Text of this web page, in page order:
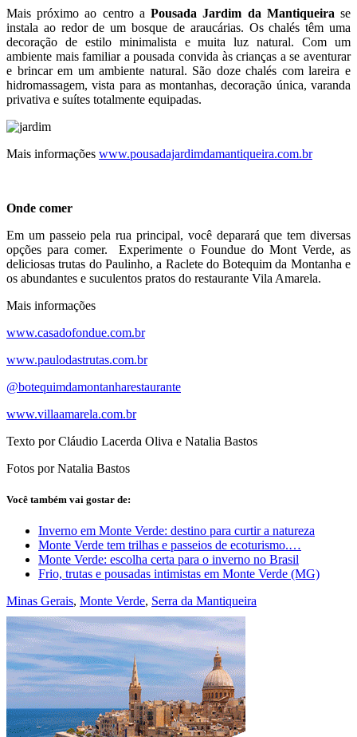
Mais próximo ao centro aPousada Jardim da Mantiqueira se
instala ao redor de um bosque de araucárias. Os chalés têm uma
decoração de estilo minimalista e muita luz natural. Com um
ambiente mais familiar a pousada convida às crianças a se aventurar
e brincar em um ambiente natural. São doze chalés com lareira e
hidromassagem, vista para as montanhas, decoração única, varanda
privativa e suítes totalmente equipadas.
Mais informações www.pousadajardimdamantiqueira.com.br
Onde comer
Em um passeio pela rua principal, você deparará que tem diversas
opções para comer. Experimente o Foundue do Mont Verde, as
deliciosas trutas do Paulinho, a Raclete do Botequim da Montanha e
os abundantes e suculentos pratos do restaurante Vila Amarela.
Mais informações
www.casadofondue.com.br
www.paulodastrutas.com.br
@botequimdamontanharestaurante
www.villaamarela.com.br
Texto por Cláudio Lacerda Oliva e Natalia Bastos
Fotos por Natalia Bastos
Você também vai gostar de:
Inverno em Monte Verde: destino para curtir a natureza
Monte Verde tem trilhas e passeios de ecoturismo.…
Monte Verde: escolha certa para o inverno no Brasil
Frio, trutas e pousadas intimistas em Monte Verde (MG)
Minas Gerais, Monte Verde, Serra da Mantiqueira